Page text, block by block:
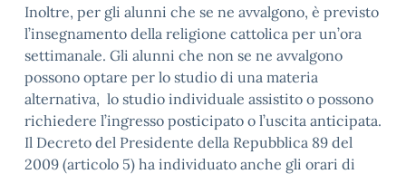
Inoltre, per gli alunni che se ne avvalgono, è previsto
l’insegnamento della religione cattolica per un’ora
settimanale. Gli alunni che non se ne avvalgono
possono optare per lo studio di una materia
alternativa, lo studio individuale assistito o possono
richiedere l’ingresso posticipato o l’uscita anticipata.
Il Decreto del Presidente della Repubblica 89 del
2009 (articolo 5) ha individuato anche gli orari di